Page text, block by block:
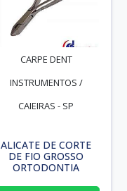
CARPE DENT
INSTRUMENTOS /
CAIEIRAS - SP
ALICATE DE CORTE
DE FIO GROSSO
ORTODONTIA